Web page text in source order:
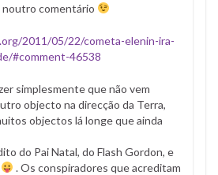
noutro comentário
2011/05/22/cometa-elenin-ira-
#comment-46538
simplesmente que não vem
objecto na direcção da Terra,
objectos lá longe que ainda
do Pai Natal, do Flash Gordon, e
. Os conspiradores que acreditam